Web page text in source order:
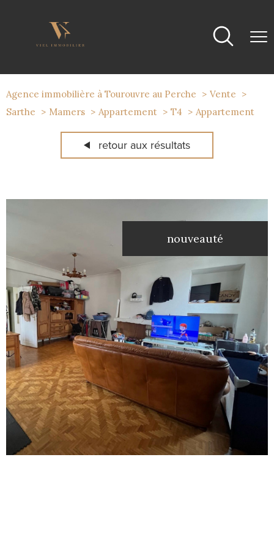
Agence immobilière à Tourouvre au Perche
Vente
Sarthe
Mamers Appartement T4 Appartement
retour aux résultats
nouveauté